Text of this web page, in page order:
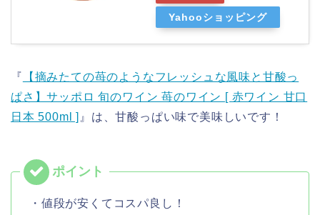
Yahooショッピング
『
【摘みたての苺のようなフレッシュな風味と甘酸っ
ぱさ】サッポロ 旬のワイン 苺のワイン [ 赤ワイン 甘口
日本 500ml ] 』は、甘酸っぱい味で美味しいです！
・値段が安くてコスパ良し！